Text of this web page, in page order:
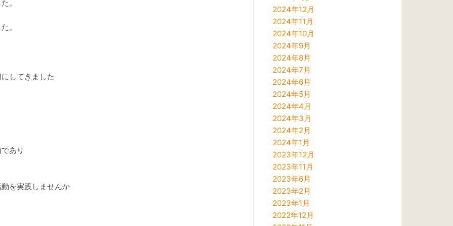
。
。
してきました
あり
を実践しませんか
2024年12月
2024年11月
2024年10月
2024年9月
2024年8月
2024年7月
2024年6月
2024年5月
2024年4月
2024年3月
2024年2月
2024年1月
2023年12月
2023年11月
2023年6月
2023年2月
2023年1月
2022年12月